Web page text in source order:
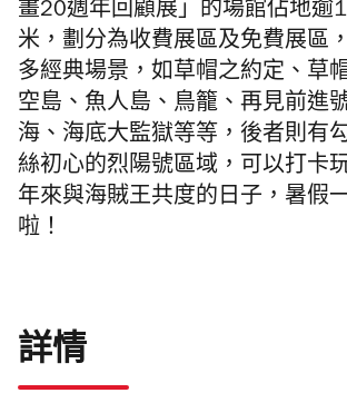
畫20週年回顧展」的場館佔地逾
米，劃分為收費展區及免費展區
多經典場景，如草帽之約定、草
空島、魚人島、鳥籠、再見前進
海、海底大監獄等等，後者則有
絲初心的烈陽號區域，可以打卡
年來與海賊王共度的日子，暑假
啦！
詳情